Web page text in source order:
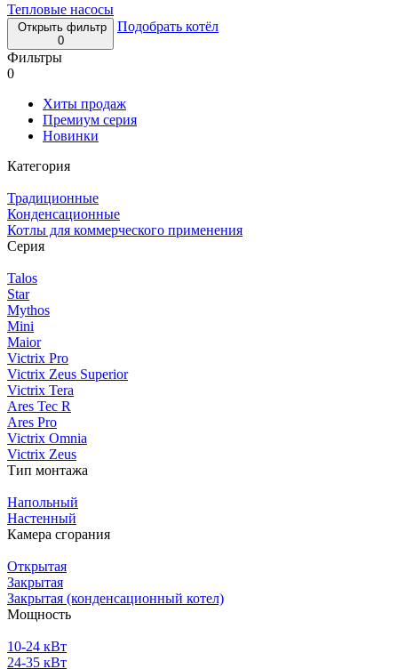
Тепловые насосы
Открыть фильтр
0
Подобрать котёл
Фильтры
0
Хиты продаж
Премиум серия
Новинки
Категория
Традиционные
Конденсационные
Котлы для коммерческого применения
Серия
Talos
Star
Mythos
Mini
Maior
Victrix Pro
Victrix Zeus Superior
Victrix Tera
Ares Tec R
Ares Pro
Victrix Omnia
Victrix Zeus
Тип монтажа
Напольный
Настенный
Камера сгорания
Открытая
Закрытая
Закрытая (конденсационный котел)
Мощность
10-24 кВт
24-35 кВт